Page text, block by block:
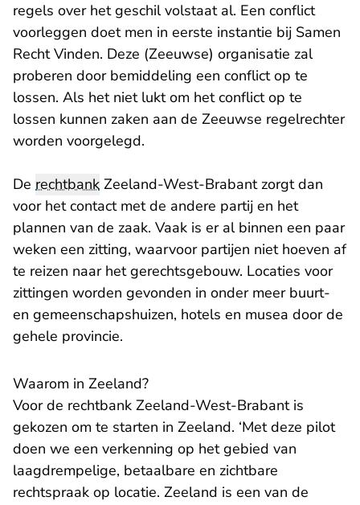
regels over het geschil volstaat al. Een conflict
voorleggen doet men in eerste instantie bij Samen
Recht Vinden. Deze (Zeeuwse) organisatie zal
proberen door bemiddeling een conflict op te
lossen. Als het niet lukt om het conflict op te
lossen kunnen zaken aan de Zeeuwse regelrechter
worden voorgelegd.
De rechtbank Zeeland-West-Brabant zorgt dan
voor het contact met de andere partij en het
plannen van de zaak. Vaak is er al binnen een paar
weken een zitting, waarvoor partijen niet hoeven af
te reizen naar het gerechtsgebouw. Locaties voor
zittingen worden gevonden in onder meer buurt-
en gemeenschapshuizen, hotels en musea door de
gehele provincie.
Waarom in Zeeland?
Voor de rechtbank Zeeland-West-Brabant is
gekozen om te starten in Zeeland. ‘Met deze pilot
doen we een verkenning op het gebied van
laagdrempelige, betaalbare en zichtbare
rechtspraak op locatie. Zeeland is een van de